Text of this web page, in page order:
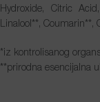
Hydroxide, Citric
Linalool**, Coumarin**,
*iz kontrolisanog
**prirodna esencijalna